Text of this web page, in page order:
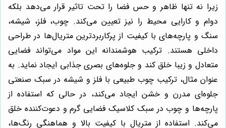
زیرا نه تنها ظاهر و حس فضا را تحت تاثیر قرار می‌دهد بلکه
دوام و کارایی محیط را نیز تعیین می‌کند. چوب، فلز، شیشه،
سنگ و پارچه‌های با کیفیت از پرکاربردترین متریال‌ها در طراحی
داخلی هستند. ترکیب هوشمندانه این مواد می‌تواند فضایی
متعادل و زیبا خلق کند و جلوه‌های بصری جذابی ایجاد نماید. به
عنوان مثال، ترکیب چوب طبیعی با فلز و شیشه در سبک صنعتی
جلوه‌ای مدرن و خشن ایجاد می‌کند، در حالی که استفاده از
پارچه‌ها و چوب در سبک کلاسیک فضایی گرم و دعوت‌کننده خلق
می‌کند. استفاده از متریال با کیفیت بالا و هماهنگی رنگ‌ها،